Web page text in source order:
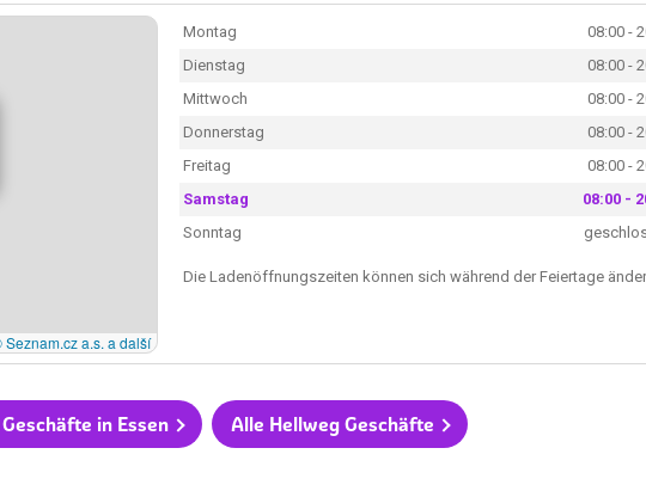
Seznam.cz a.s. a další
Montag
08:00 -
Dienstag
08:00 -
Mittwoch
08:00 -
Donnerstag
08:00 -
Freitag
08:00 -
Samstag
08:00 -
Sonntag
Die Ladenöffnungszeiten können sich während der Feiertage
in Essen Alle Hellweg Geschäfte